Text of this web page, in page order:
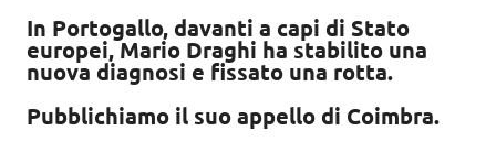
In Portogallo, davanti a capi di Stato
europei, Mario Draghi ha stabilito una
nuova diagnosi e fissato una rotta.
Pubblichiamo il suo appello di Coimbra.